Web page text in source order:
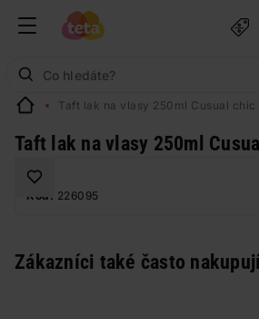
Taft lak na vlasy 250ml Cusual chic
Taft lak na vlasy 250ml
Kód: 226095
Zákazníci také často